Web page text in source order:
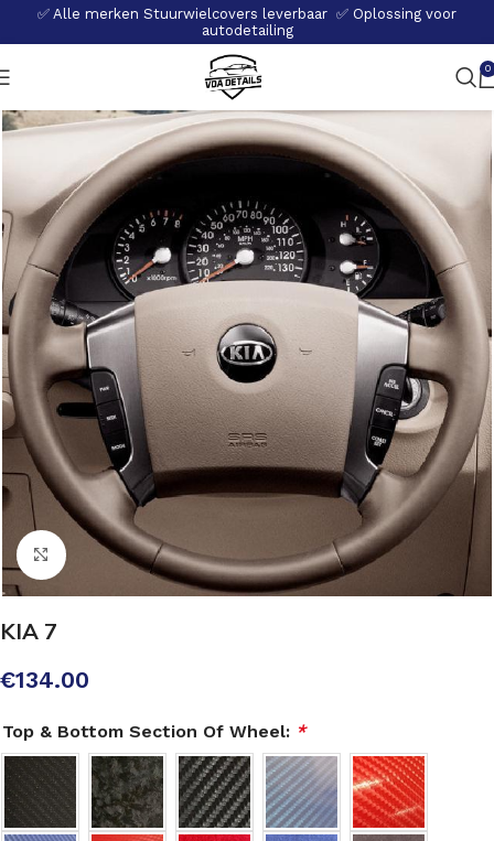
✅ Alle merken Stuurwielcovers leverbaar ✅ Oplossing voor
autodetailing
0
Click to enlarge
KIA 7
€134.00
Top & Bottom Section Of Wheel: *